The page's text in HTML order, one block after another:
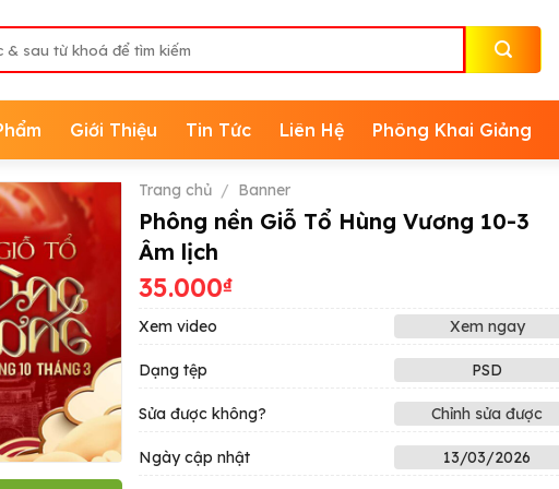
Giới Thiệu Tin Tức Liên Hệ Phông Khai Giảng
Trang chủ / Banner
Phông nền Giỗ Tổ Hùng Vương 10-3
Âm lịch
35.000₫
Xem video Xem ngay
Dạng tệp PSD
Sửa được không? Chỉnh sửa được
Ngày cập nhật 13/03/2026